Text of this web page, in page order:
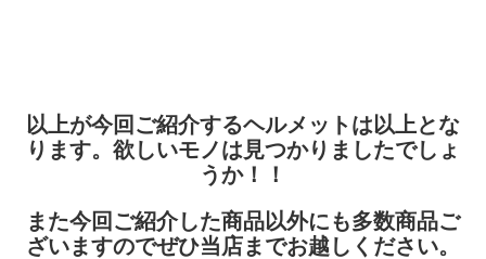
以上が今回ご紹介するヘルメットは以上とな
ります。欲しいモノは見つかりましたでしょ
うか！！
また今回ご紹介した商品以外にも多数商品ご
ざいますのでぜひ当店までお越しください。